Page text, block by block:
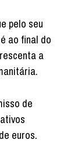
pelo seu
ao final do
a
de
euros.